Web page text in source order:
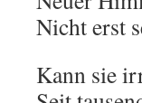
Nicht erst
Kann sie